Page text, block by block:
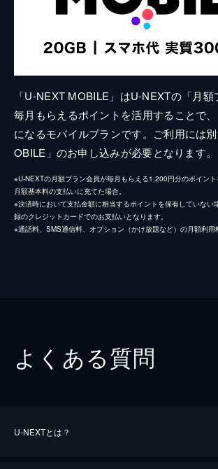
「U-NEXT MOBILE」はU-NEXTの「月
毎月もらえるポイントを活用することで
になるモバイルプランです。ご利用には
OBILE」のお申し込みが必要となります。
※U-NEXTの月額プラン会員が毎月もらえる1,200円分のポイン
月額基本料の支払いに充てた場合。
※決済時において支払金額に相当するポイントを保有していない
録のクレジットカードでのお支払いとなります。
※通話料、SMS通信料、オプション（かけ放題など）の月額利用
よくある質問
U-NEXTとは？